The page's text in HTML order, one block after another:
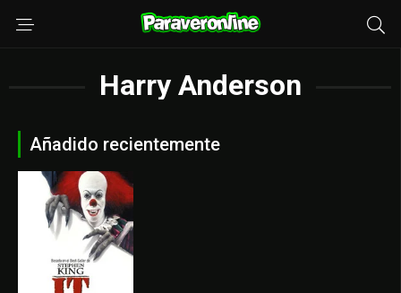
Harry Anderson
Añadido recientemente